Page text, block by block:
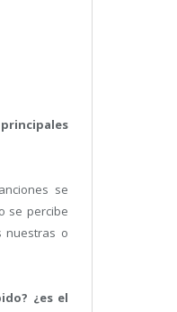
se
se percibe
nuestras o
¿es el